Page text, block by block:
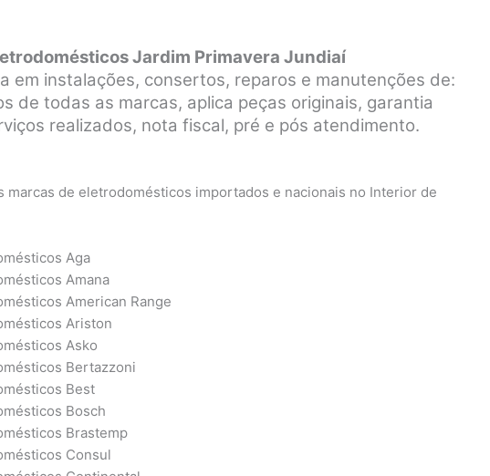
Jardim Primavera Jundiaí
em instalações, consertos, reparos e manutenções de:
de todas as marcas, aplica peças originais, garantia
realizados, nota fiscal, pré e pós atendimento.
marcas de eletrodomésticos importados e nacionais no Interior de
Aga
Amana
American Range
Ariston
Asko
Bertazzoni
Best
Bosch
Brastemp
Consul